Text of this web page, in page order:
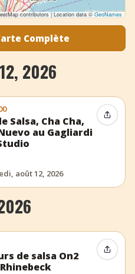
contributors | Location data ©GeoNames
Complète
2026
Salsa, Cha Cha,
au Gagliardi
août 12, 2026
de salsa On2